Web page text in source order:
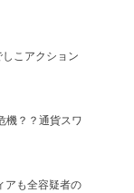
こアクション
機？？通貨スワ
アも全容疑者の